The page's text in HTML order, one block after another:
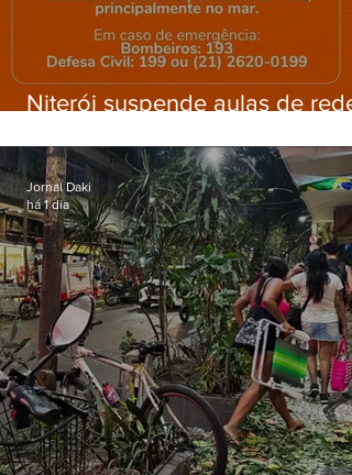
Niterói suspende aulas de rede
ventos fortes nesta sexta (7)
Jornal Daki
há 1 dia